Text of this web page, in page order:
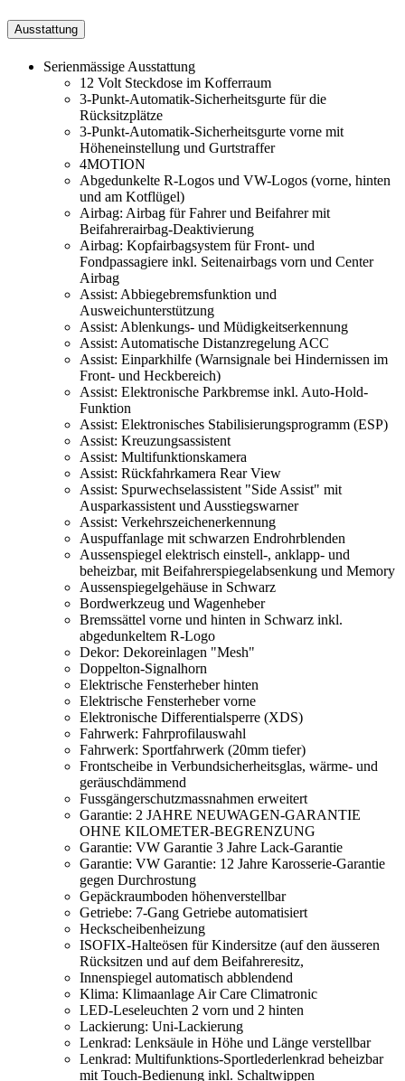
Ausstattung
Serienmässige Ausstattung
12 Volt Steckdose im Kofferraum
3-Punkt-Automatik-Sicherheitsgurte für die
Rücksitzplätze
3-Punkt-Automatik-Sicherheitsgurte vorne mit
Höheneinstellung und Gurtstraffer
4MOTION
Abgedunkelte R-Logos und VW-Logos (vorne, hinten
und am Kotflügel)
Airbag: Airbag für Fahrer und Beifahrer mit
Beifahrerairbag-Deaktivierung
Airbag: Kopfairbagsystem für Front- und
Fondpassagiere inkl. Seitenairbags vorn und Center
Airbag
Assist: Abbiegebremsfunktion und
Ausweichunterstützung
Assist: Ablenkungs- und Müdigkeitserkennung
Assist: Automatische Distanzregelung ACC
Assist: Einparkhilfe (Warnsignale bei Hindernissen im
Front- und Heckbereich)
Assist: Elektronische Parkbremse inkl. Auto-Hold-
Funktion
Assist: Elektronisches Stabilisierungsprogramm (ESP)
Assist: Kreuzungsassistent
Assist: Multifunktionskamera
Assist: Rückfahrkamera Rear View
Assist: Spurwechselassistent "Side Assist" mit
Ausparkassistent und Ausstiegswarner
Assist: Verkehrszeichenerkennung
Auspuffanlage mit schwarzen Endrohrblenden
Aussenspiegel elektrisch einstell-, anklapp- und
beheizbar, mit Beifahrerspiegelabsenkung und Memory
Aussenspiegelgehäuse in Schwarz
Bordwerkzeug und Wagenheber
Bremssättel vorne und hinten in Schwarz inkl.
abgedunkeltem R-Logo
Dekor: Dekoreinlagen "Mesh"
Doppelton-Signalhorn
Elektrische Fensterheber hinten
Elektrische Fensterheber vorne
Elektronische Differentialsperre (XDS)
Fahrwerk: Fahrprofilauswahl
Fahrwerk: Sportfahrwerk (20mm tiefer)
Frontscheibe in Verbundsicherheitsglas, wärme- und
geräuschdämmend
Fussgängerschutzmassnahmen erweitert
Garantie: 2 JAHRE NEUWAGEN-GARANTIE
OHNE KILOMETER-BEGRENZUNG
Garantie: VW Garantie 3 Jahre Lack-Garantie
Garantie: VW Garantie: 12 Jahre Karosserie-Garantie
gegen Durchrostung
Gepäckraumboden höhenverstellbar
Getriebe: 7-Gang Getriebe automatisiert
Heckscheibenheizung
ISOFIX-Halteösen für Kindersitze (auf den äusseren
Rücksitzen und auf dem Beifahreresitz,
Innenspiegel automatisch abblendend
Klima: Klimaanlage Air Care Climatronic
LED-Leseleuchten 2 vorn und 2 hinten
Lackierung: Uni-Lackierung
Lenkrad: Lenksäule in Höhe und Länge verstellbar
Lenkrad: Multifunktions-Sportlederlenkrad beheizbar
mit Touch-Bedienung inkl. Schaltwippen